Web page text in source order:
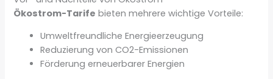
Ökostrom-Tarife bieten mehrere wichtige Vorteile:
Umweltfreundliche Energieerzeugung
Reduzierung von CO2-Emissionen
Förderung erneuerbarer Energien